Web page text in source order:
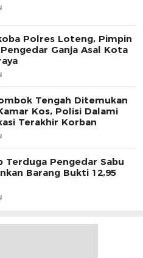
Polres Loteng, Pimpin
Ganja Asal Kota
Tengah Ditemukan
Kos, Polisi Dalami
Terakhir Korban
Terduga Pengedar Sabu
Barang Bukti 12,95